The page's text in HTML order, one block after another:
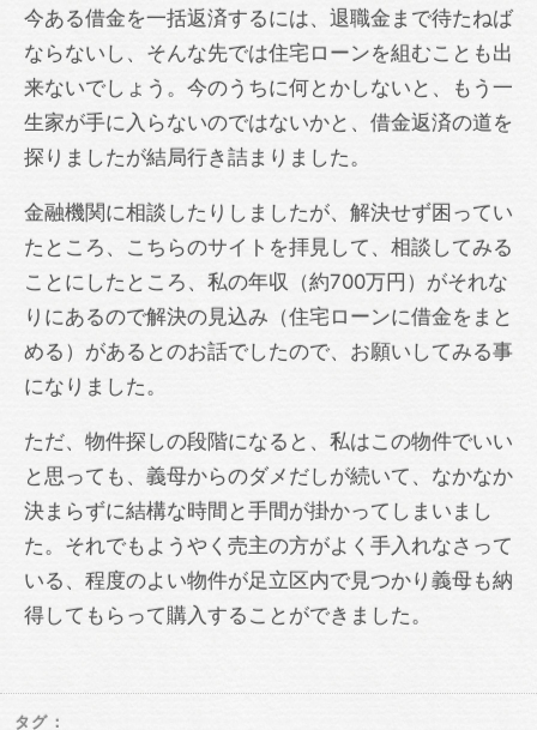
今ある借金を一括返済するには、退職金まで待たねば
ならないし、そんな先では住宅ローンを組むことも出
来ないでしょう。今のうちに何とかしないと、もう一
生家が手に入らないのではないかと、借金返済の道を
探りましたが結局行き詰まりました。
金融機関に相談したりしましたが、解決せず困ってい
たところ、こちらのサイトを拝見して、相談してみる
ことにしたところ、私の年収（約700万円）がそれな
りにあるので解決の見込み（住宅ローンに借金をまと
める）があるとのお話でしたので、お願いしてみる事
になりました。
ただ、物件探しの段階になると、私はこの物件でいい
と思っても、義母からのダメだしが続いて、なかなか
決まらずに結構な時間と手間が掛かってしまいまし
た。それでもようやく売主の方がよく手入れなさって
いる、程度のよい物件が足立区内で見つかり義母も納
得してもらって購入することができました。
タグ：